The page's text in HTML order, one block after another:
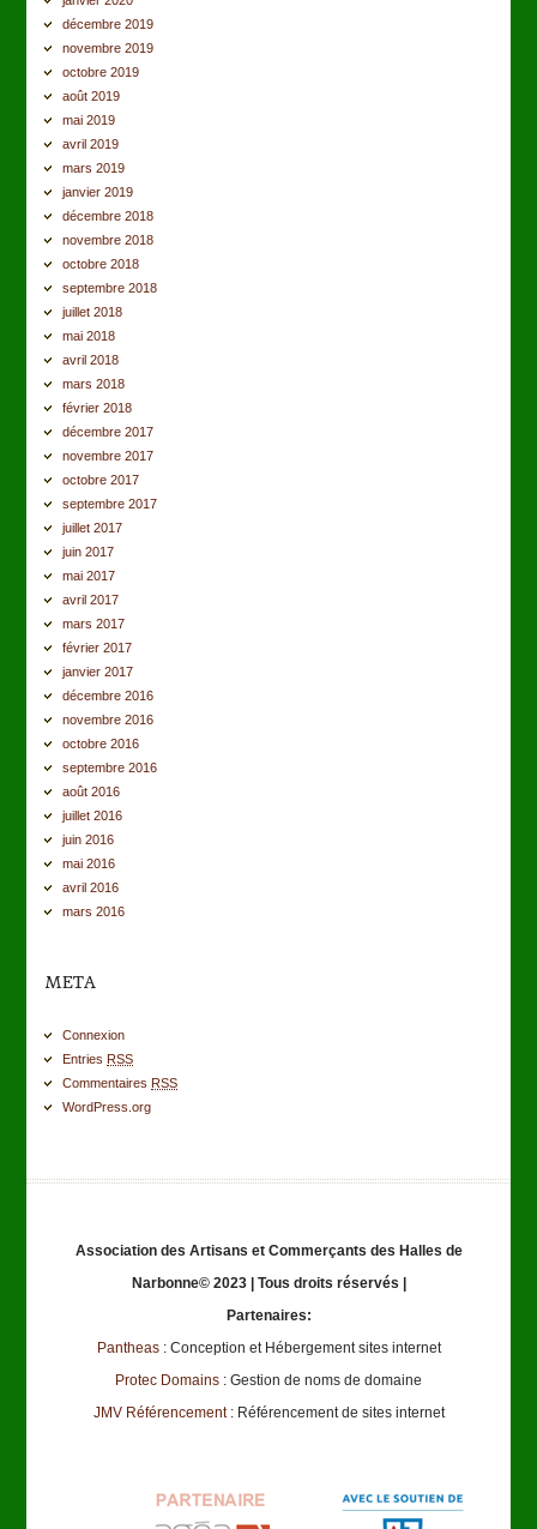
décembre 2019
novembre 2019
octobre 2019
août 2019
mai 2019
avril 2019
mars 2019
janvier 2019
décembre 2018
novembre 2018
octobre 2018
septembre 2018
juillet 2018
mai 2018
avril 2018
mars 2018
février 2018
décembre 2017
novembre 2017
octobre 2017
septembre 2017
juillet 2017
juin 2017
mai 2017
avril 2017
mars 2017
février 2017
janvier 2017
décembre 2016
novembre 2016
octobre 2016
septembre 2016
août 2016
juillet 2016
juin 2016
mai 2016
avril 2016
mars 2016
META
Connexion
Entries RSS
Commentaires RSS
WordPress.org
Association des Artisans et Commerçants des Halles de
Narbonne© 2023 | Tous droits réservés |
Partenaires:
Pantheas: Conception et Hébergement sites internet
Protec Domains : Gestion de noms de domaine
JMV Référencement: Référencement de sites internet